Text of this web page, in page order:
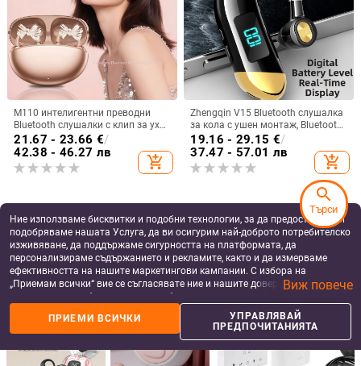
M110 интелигентни преводни
Bluetooth слушалки с клип за ухо
и диамантено копче — лукс и
спортен стил, DIY аксесоари
21.67 - 23.66 €/
42.38 - 46.27 лв
add_shopping_cart
Zhengqin V15 Bluetooth слушалка
за кола с ушен монтаж, Bluetooth
5.2, цифров дисплей, живот на
батерията над 8 ч, обхват 10 м,
IPX3 водоустойчива
19.16 - 29.15 €/
37.47 - 57.01 лв
add_shopping_cart
A2Pro Bluetooth безжични
Безжични Bluetooth ушни
Ние използваме бисквитки и подобни технологии, за да предоставяме и
подобряваме нашата Услуга, да ви осигурим най-доброто потребителско
изживяване, да поддържаме сигурността на платформата, да
персонализираме съдържанието и рекламите, както и да измерваме
ефективността на нашите маркетингови кампании. С избора на
„Приемам всички“ вие се съгласявате ние и нашите доверени партньори
да съхраняваме бисквитки и подобни технологии на вашето устройство
за рекламни и аналитични цели. Можете по всяко време да управлявате
своите предпочитания, като натиснете „Управлявай предпочитанията“.
За повече информация, моля, вижте нашата
данните.
Виж повече
ПРИЕМИ ВСИЧКИ
УПРАВЛЯВАЙ
ПРЕДПОЧИТАНИЯТА
search
Търси